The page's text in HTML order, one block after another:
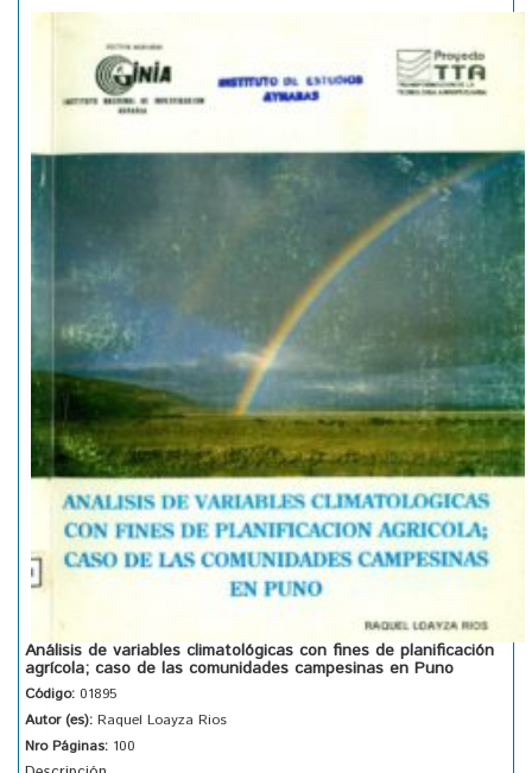
Análisis de variables climatológicas con fines de planificación
agrícola; caso de las comunidades campesinas en Puno
Código: 01895
Autor (es): Raquel Loayza Rios
Nro Páginas: 100